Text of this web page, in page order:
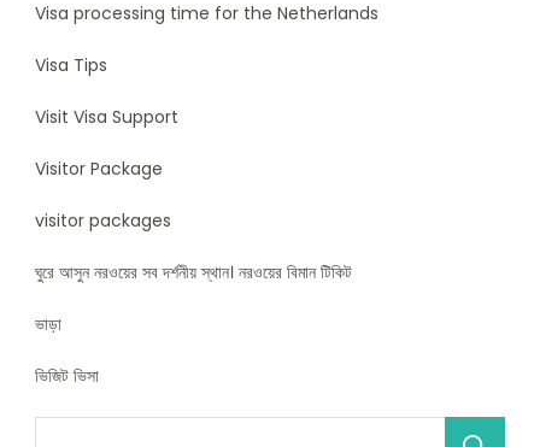
Visa processing time for the Netherlands
Visa Tips
Visit Visa Support
Visitor Package
visitor packages
ঘুরে আসুন নরওয়ের সব দর্শনীয় স্থান। নরওয়ের বিমান টিকিট
ভাড়া
ভিজিট ভিসা